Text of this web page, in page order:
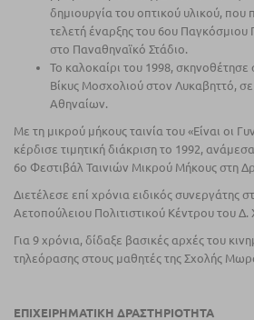
δηµιουργία του οπτικού υλικού, που
τελετή έναρξης του 6ου
στο Παναθηναϊκό Στάδιο.
Το καλοκαίρι του 1998, σκηνοθέτησε
Βίκυς Μοσχολιού στον Λυκαβηττό,
Αθηναίων.
Με τη µικρού µήκους ταινία του «Είναι οι
κέρδισε τιµητική διάκριση το 1992,
6ο Φεστιβάλ Ταινιών Μικρού Μήκους στη
Διετέλεσε επί χρόνια ειδικός συνεργάτης
Αετοπούλειου Πολιτιστικού Κέντρου του Δ.
Για 9 χρόνια, δίδαξε βασικές αρχές του
τηλεόρασης στους µαθητές της Σχολής
ΕΠΙΧΕΙΡΗΜΑΤΙΚΗ ΔΡΑΣΤΗΡΙΟΤΗΤΑ